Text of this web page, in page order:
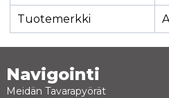
Tuotemerkki
Navigointi
Meidän Tavarapyörät